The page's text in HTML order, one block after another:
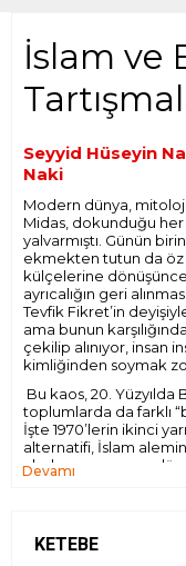
İslam ve
Seyyid Hüseyin
Naki
Modern dünya,
Midas, dokunduğu her
yalvarmıştı. Günün
ekmekten tutun da öz
külçelerine
ayrıcalığın geri
Tevfik Fikret’in
ama bunun
çekilip alınıyor, insan
kimliğinden soymak
Bu kaos, 20. Yüzyılda
toplumlarda da farklı
İşte 1970’lerin ikinci
alternatifi, İslam
uluslararası arayışa
neden başarılmasın?
Devamı
KETEBE